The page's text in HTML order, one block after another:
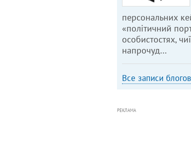
персональних
«політичний
особистостях,
напрочуд…
Все записи блогов
РЕКЛАМА